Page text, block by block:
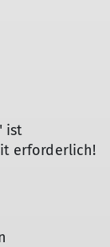
ist
erforderlich!